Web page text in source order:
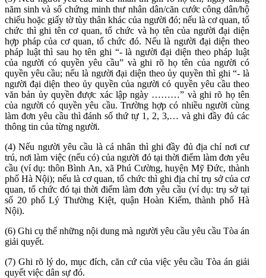
năm sinh và số chứng minh thư nhân dân/căn cước công dân/hộ
chiếu hoặc giấy tờ tùy thân khác của người đó; nếu là cơ quan, tổ
chức thì ghi tên cơ quan, tổ chức và họ tên của người đại diện
hợp pháp của cơ quan, tổ chức đó. Nếu là người đại diện theo
pháp luật thì sau họ tên ghi “- là người đại diện theo pháp luật
của người có quyền yêu cầu” và ghi rõ họ tên của người có
quyền yêu cầu; nếu là người đại diện theo ủy quyền thì ghi “- là
người đại diện theo ủy quyền của người có quyền yêu cầu theo
văn bản ủy quyền được xác lập ngày ………” và ghi rõ họ tên
của người có quyền yêu cầu. Trường hợp có nhiều người cùng
làm đơn yêu cầu thì đánh số thứ tự 1, 2, 3,… và ghi đầy đủ các
thông tin của từng người.
(4) Nếu người yêu cầu là cá nhân thì ghi đầy đủ địa chỉ nơi cư
trú, nơi làm việc (nếu có) của người đó tại thời điểm làm đơn yêu
cầu (ví dụ: thôn Bình An, xã Phú Cường, huyện Mỹ Đức, thành
phố Hà Nội); nếu là cơ quan, tổ chức thì ghi địa chỉ trụ sở của cơ
quan, tổ chức đó tại thời điểm làm đơn yêu cầu (ví dụ: trụ sở tại
số 20 phố Lý Thường Kiệt, quận Hoàn Kiếm, thành phố Hà
Nội).
(6) Ghi cụ thể những nội dung mà người yêu cầu yêu cầu Tòa án
giải quyết.
(7) Ghi rõ lý do, mục đích, căn cứ của việc yêu cầu Tòa án giải
quyết việc dân sự đó.